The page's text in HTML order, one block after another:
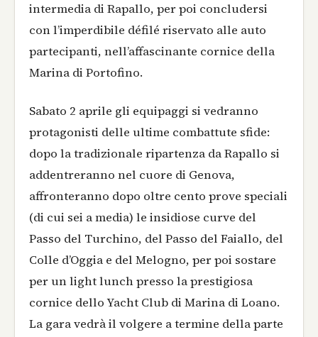
intermedia di Rapallo, per poi concludersi
con l’imperdibile défilé riservato alle auto
partecipanti, nell’affascinante cornice della
Marina di Portofino.
Sabato 2 aprile gli equipaggi si vedranno
protagonisti delle ultime combattute sfide:
dopo la tradizionale ripartenza da Rapallo si
addentreranno nel cuore di Genova,
affronteranno dopo oltre cento prove speciali
(di cui sei a media) le insidiose curve del
Passo del Turchino, del Passo del Faiallo, del
Colle d’Oggia e del Melogno, per poi sostare
per un light lunch presso la prestigiosa
cornice dello Yacht Club di Marina di Loano.
La gara vedrà il volgere a termine della parte